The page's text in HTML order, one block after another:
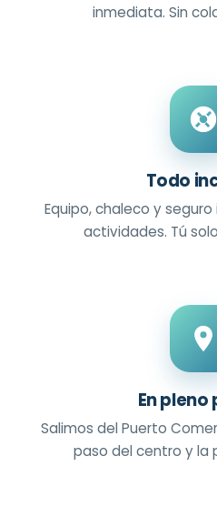
inmediata. Sin
Todo
Equipo, chaleco y
actividades. Tú
En pleno
Salimos del Puerto
paso del centro y la